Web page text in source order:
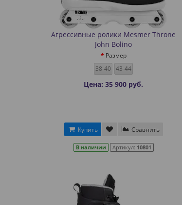
Агрессивные ролики Mesmer Throne
John Bolino
Размер
38-40
43-44
Цена: 35 900 руб.
Купить Сравнить
В наличии Артикул: 10801